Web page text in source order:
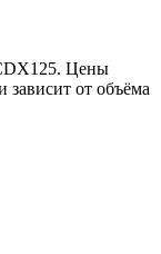
Цены
зависит от объёма